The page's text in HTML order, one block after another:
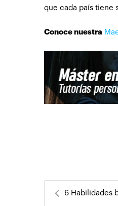
que cada país tiene
Conoce nuestra
6 Habilidades